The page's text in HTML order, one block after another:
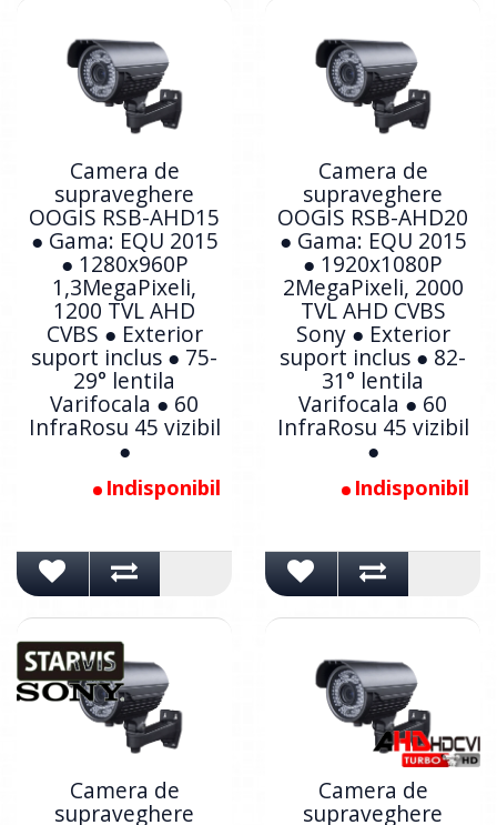
Camera de
supraveghere
OOGIS RSB-AHD15
● Gama: EQU 2015
● 1280x960P
1,3MegaPixeli,
1200 TVL AHD
CVBS ● Exterior
suport inclus ● 75-
29° lentila
Varifocala ● 60
InfraRosu 45 vizibil
●
Indisponibil
Camera de
supraveghere
OOGIS RSB-AHD20
● Gama: EQU 2015
● 1920x1080P
2MegaPixeli, 2000
TVL AHD CVBS
Sony ● Exterior
suport inclus ● 82-
31° lentila
Varifocala ● 60
InfraRosu 45 vizibil
●
Indisponibil
Camera de
supraveghere
Camera de
supraveghere